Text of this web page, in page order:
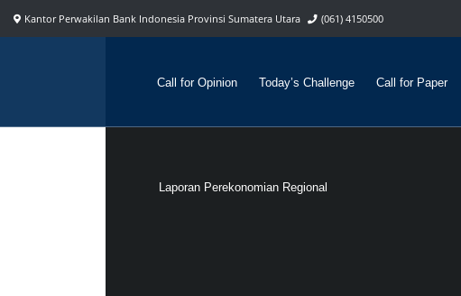
Kantor Perwakilan Bank Indonesia Provinsi Sumatera Utara (061) 4150500
Call for Opinion Today’s Challenge Call for Paper
Laporan Perekonomian Regional